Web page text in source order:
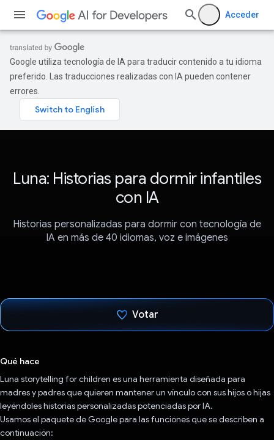
Acceder
Google utiliza tecnología de IA para traducir contenido a tu idioma
preferido. Las traducciones realizadas con IA pueden contener
errores.
Luna: Historias para dormir infantiles
con IA
Historias personalizadas para dormir con tecnología de
IA en más de 40 idiomas, voz e imágenes
Votar
Qué hace
Luna storytelling for children es una herramienta diseñada para
madres y padres que quieren mantener un vínculo con sus hijos o hijas
leyéndoles historias personalizadas potenciadas por IA.
Usamos el paquete de Google para las funciones que se describen a
continuación: